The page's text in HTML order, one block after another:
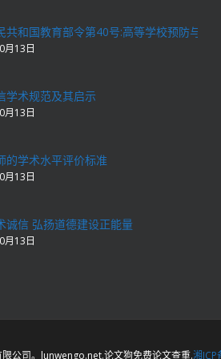
共和国教育部令第40号:高等学校预防与处
月13日
学术规范及其启示
月13日
的学术水平评价标准
月13日
诚信 弘扬道德建设正能量
月13日
公司。lunwengo.net.论文狗免费论文查重.湘ICP